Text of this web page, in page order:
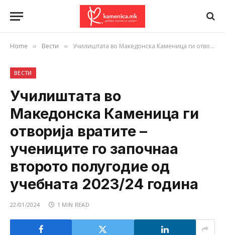
Home » Вести » Училиштата во Македонска Каменица ги отворија вратите – учениците го започнаа второто полугодие од учебната 2023/24 година
ВЕСТИ
Училиштата во
Македонска Каменица ги
отворија вратите –
учениците го започнаа
второто полугодие од
учебната 2023/24 година
22/01/2024 1 MIN READ